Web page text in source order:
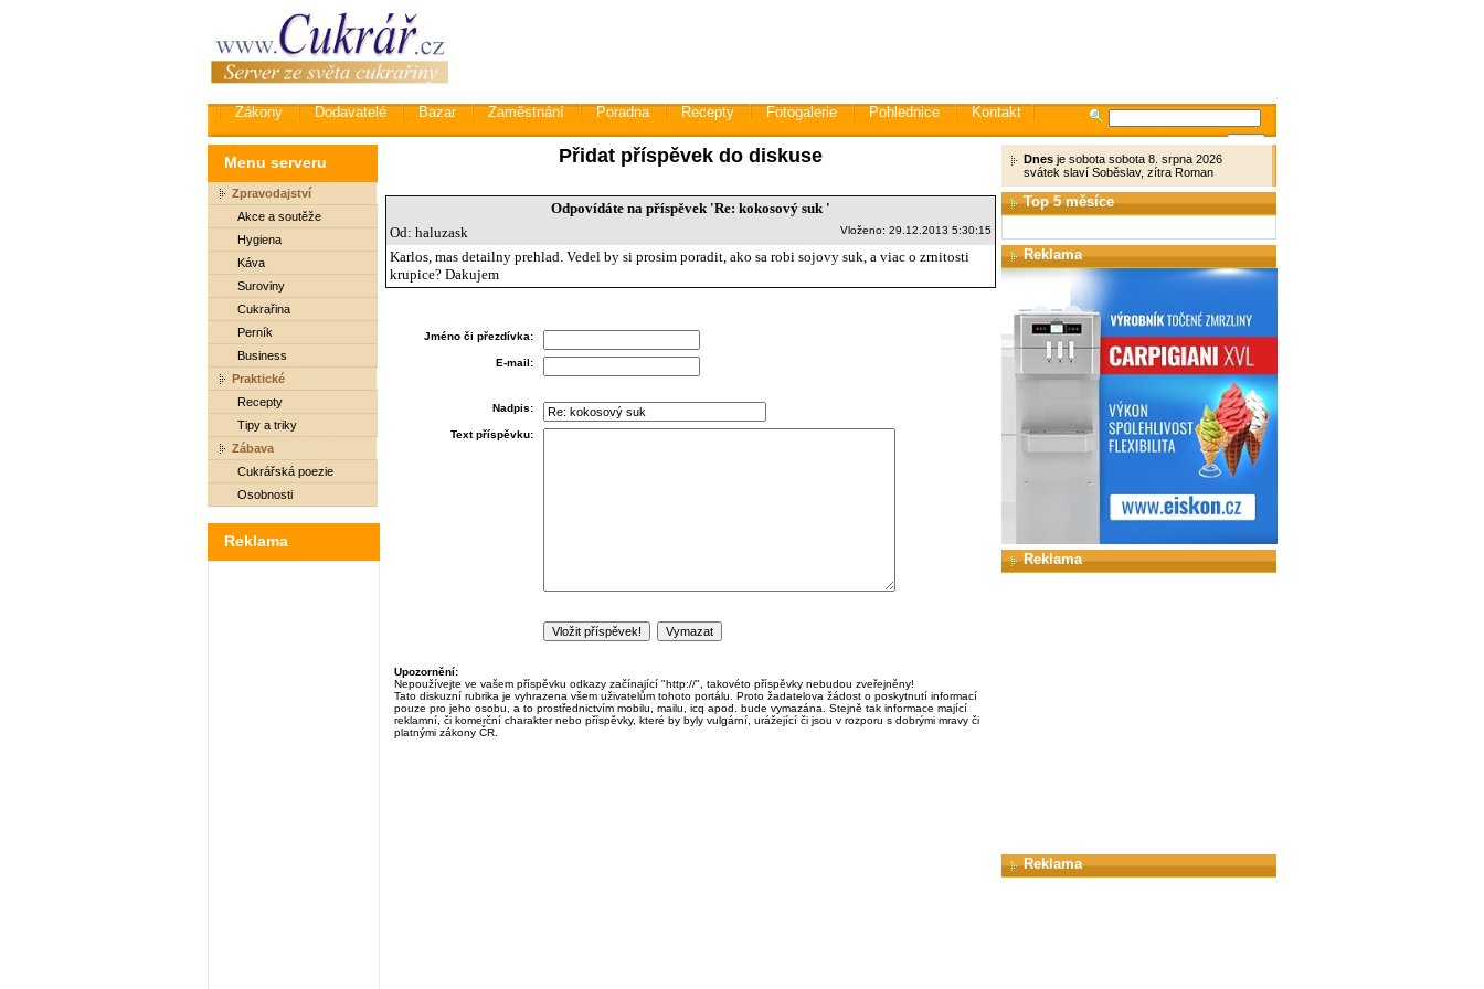
Zákony Dodavatelé Bazar Zaměstnání Poradna Recepty Fotogalerie Pohlednice Kontakt
Menu serveru
Zpravodajství
Akce a soutěže
Hygiena
Káva
Suroviny
Cukrařina
Perník
Business
Praktické
Recepty
Tipy a triky
Zábava
Cukrářská poezie
Osobnosti
Reklama
Přidat příspěvek do diskuse
Odpovídáte na příspěvek 'Re: kokosový suk '
Od: haluzask
Vloženo: 29.12.2013 5:30:15
Karlos, mas detailny prehlad. Vedel by si prosim poradit, ako sa robi sojovy suk, a viac o zrnitosti
krupice? Dakujem
Jméno či přezdívka:
E-mail:
Nadpis:
Text příspěvku:
Upozornění:
Nepoužívejte ve vašem příspěvku odkazy začínající "http://", takovéto příspěvky nebudou zveřejněny!
Tato diskuzní rubrika je vyhrazena všem uživatelům tohoto portálu. Proto žadatelova žádost o poskytnutí informací
pouze pro jeho osobu, a to prostřednictvím mobilu, mailu, icq apod. bude vymazána. Stejně tak informace mající
reklamní, či komerční charakter nebo příspěvky, které by byly vulgární, urážející či jsou v rozporu s dobrými mravy či
platnými zákony ČR.
Dnesje sobota sobota 8. srpna 2026
svátek slaví Soběslav, zítra Roman
Top 5 měsíce
Reklama
Reklama
Reklama